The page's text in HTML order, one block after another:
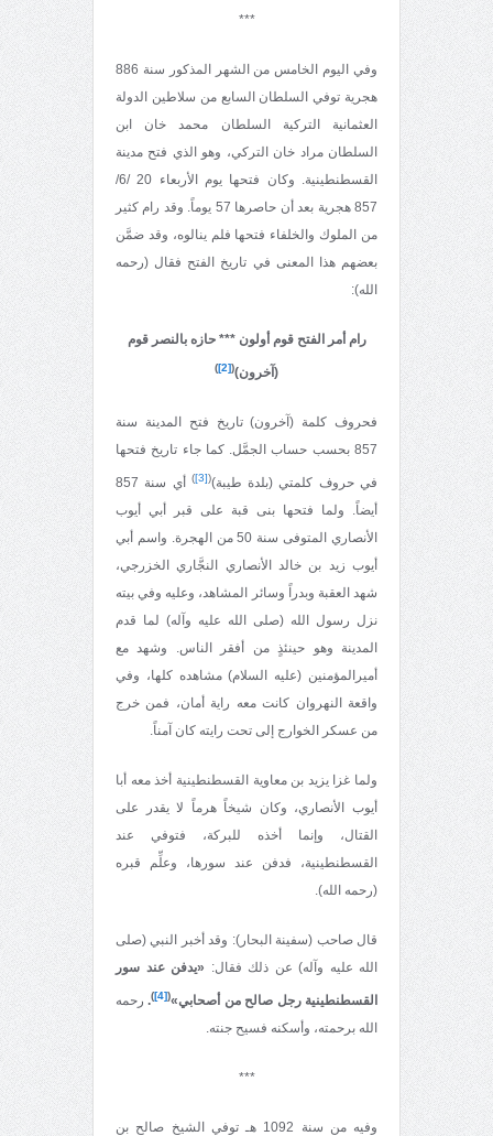
***
وفي اليوم الخامس من الشهر المذكور سنة 886
هجرية توفي السلطان السابع من سلاطين الدولة
العثمانية التركية السلطان محمد خان ابن
السلطان مراد خان التركي، وهو الذي فتح مدينة
القسطنطينية. وكان فتحها يوم الأربعاء 20 /6/
857 هجرية بعد أن حاصرها 57 يوماً. وقد رام كثير
من الملوك والخلفاء فتحها فلم ينالوه، وقد ضمَّن
بعضهم هذا المعنى في تاريخ الفتح فقال (رحمه
الله):
رام أمر الفتح قوم أولون *** حازه بالنصر قوم
(آخرون)(
[2]
)
فحروف كلمة (آخرون) تاريخ فتح المدينة سنة
857 بحسب حساب الجمَّل. كما جاء تاريخ فتحها
في حروف كلمتي (بلدة طيبة)(
[3]
)
أي سنة 857
أيضاً. ولما فتحها بنى قبة على قبر أبي أيوب
الأنصاري المتوفى سنة 50 من الهجرة. واسم أبي
أيوب زيد بن خالد الأنصاري النجَّاري الخزرجي،
شهد العقبة وبدراً وسائر المشاهد، وعليه وفي بيته
نزل رسول الله (صلى الله عليه وآله) لما قدم
المدينة وهو حينئذٍ من أفقر الناس. وشهد مع
أميرالمؤمنين (عليه السلام) مشاهده كلها، وفي
واقعة النهروان كانت معه راية أمان، فمن خرج
من عسكر الخوارج إلى تحت رايته كان آمناً.
ولما غزا يزيد بن معاوية القسطنطينية أخذ معه أبا
أيوب الأنصاري، وكان شيخاً هرماً لا يقدر على
القتال، وإنما أخذه للبركة، فتوفي عند
القسطنطينية، فدفن عند سورها، وعلِّم قبره
(رحمه الله).
قال صاحب (سفينة البحار): وقد أخبر النبي (صلى
الله عليه وآله) عن ذلك فقال: «يدفن عند سور
القسطنطينية رجل صالح من أصحابي»(
[4]
)
. رحمه
الله برحمته، وأسكنه فسيح جنته.
***
وفيه من سنة 1092 هـ توفي الشيخ صالح بن